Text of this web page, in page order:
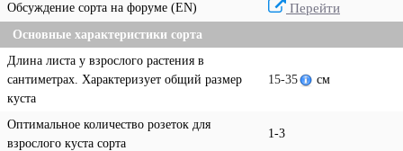
Обсуждение сорта на форуме (EN) Перейти
Основные характеристики сорта
Длина листа у взрослого растения в
сантиметрах. Характеризует общий размер
куста
15-35 см
Оптимальное количество розеток для
взрослого куста сорта
1-3